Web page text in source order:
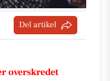
Del artikel
overskredet